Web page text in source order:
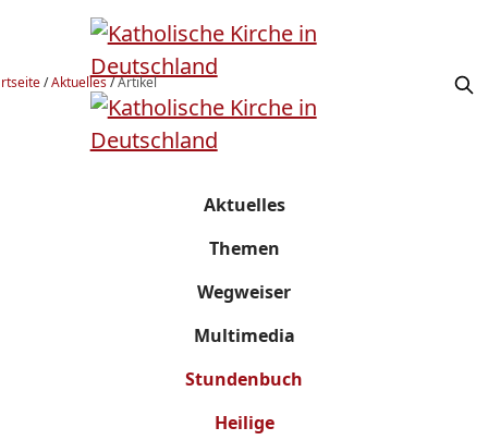
/Aktuelles/Artikel
Aktuelles
Themen
Wegweiser
Multimedia
Stundenbuch
Heilige